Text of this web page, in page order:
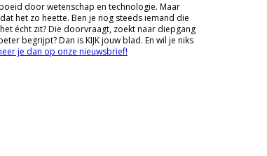
door wetenschap en technologie. Maar
het zo heette. Ben je nog steeds iemand die
écht zit? Die doorvraagt, zoekt naar diepgang
begrijpt? Dan is KIJK jouw blad. En wil je niks
je dan op onze nieuwsbrief!